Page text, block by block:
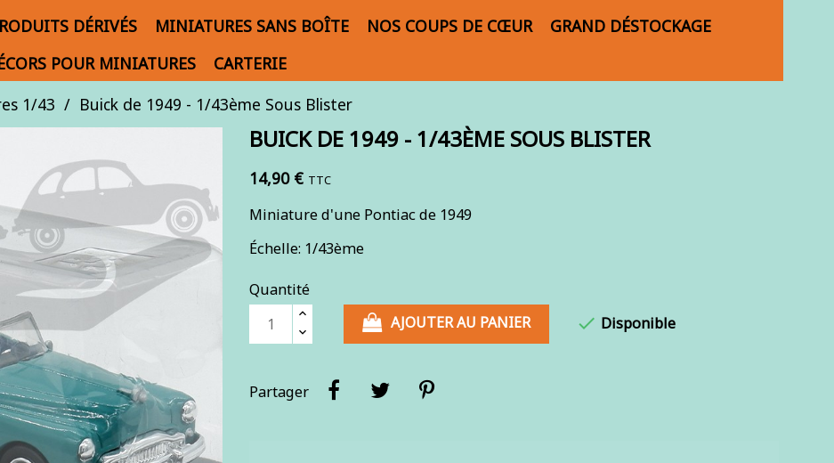
DÉRIVÉS MINIATURES SANS BOÎTE NOS COUPS DE CŒUR
GRAND DÉSTOCKAGE
POUR MINIATURES
CARTERIE
1/43 Buick de 1949 - 1/43ème Sous Blister
BUICK DE 1949 - 1/43ÈME SOUS BLISTER
14,90 € TTC
Miniature d'une Pontiac de 1949
Échelle: 1/43ème
Quantité
AJOUTER AU PANIER
 Disponible
Partager